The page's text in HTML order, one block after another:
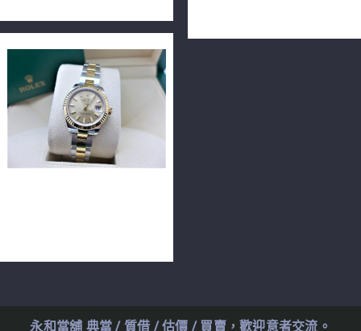
永和當舖 典當 / 質借 / 估價 / 買賣，歡迎意者交流。